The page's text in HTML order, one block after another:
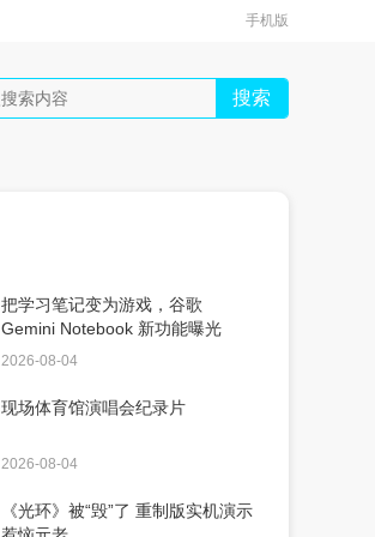
手机版
搜索
把学习笔记变为游戏，谷歌
Gemini Notebook 新功能曝光
2026-08-04
现场体育馆演唱会纪录片
2026-08-04
《光环》被“毁”了 重制版实机演示